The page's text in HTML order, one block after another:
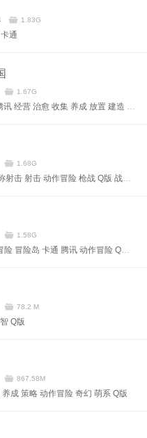
1.83G
卡通
1.67G
讯 经营 治愈 收集 养成 放置 建造 角色
1.68G
射击 射击 动作冒险 枪战 Q版 战术竞技
1.58G
险 冒险岛 卡通 腾讯 动作冒险 Q版
78.2 M
Q版
867.58M
养成 策略 动作冒险 奇幻 萌系 Q版